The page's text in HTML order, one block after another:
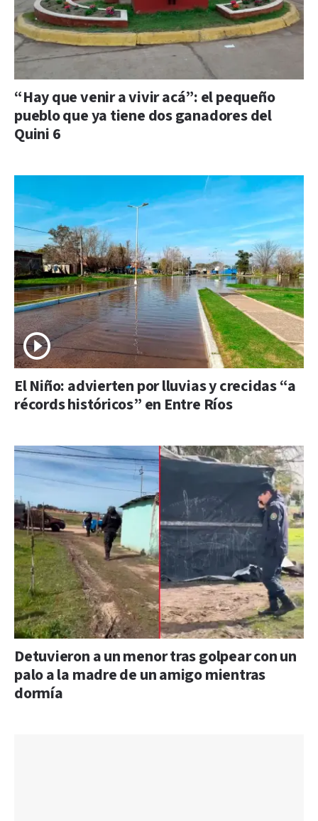
“Hay que venir a vivir acá”: el pequeño
pueblo que ya tiene dos ganadores del
Quini 6
El Niño: advierten por lluvias y crecidas “a
récords históricos” en Entre Ríos
Detuvieron a un menor tras golpear con un
palo a la madre de un amigo mientras
dormía